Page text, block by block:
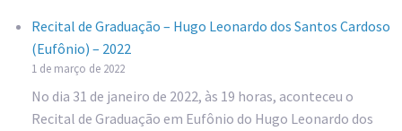
Recital de Graduação – Hugo Leonardo dos Santos Cardoso
(Eufônio) – 2022
1 de março de 2022
No dia 31 de janeiro de 2022, às 19 horas, aconteceu o
Recital de Graduação em Eufônio do Hugo Leonardo dos